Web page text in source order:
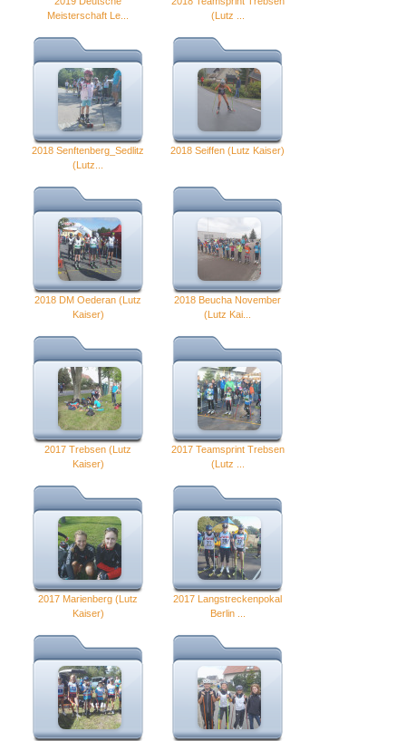
Meisterschaft Le...
(Lutz ...
2018 Senftenberg_Sedlitz
(Lutz...
2018 Seiffen (Lutz Kaiser)
2018 DM Oederan (Lutz
Kaiser)
2018 Beucha November
(Lutz Kai...
2017 Trebsen (Lutz
Kaiser)
2017 Teamsprint Trebsen
(Lutz ...
2017 Marienberg (Lutz
Kaiser)
2017 Langstreckenpokal
Berlin ...